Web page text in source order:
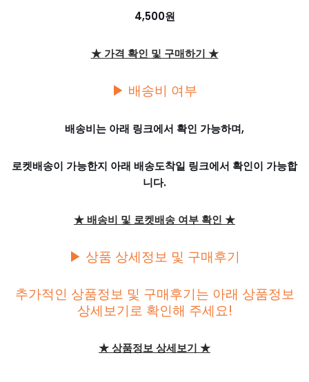
4,500원
★ 가격 확인 및 구매하기 ★
▶ 배송비 여부
배송비는 아래 링크에서 확인 가능하며,
로켓배송이 가능한지 아래 배송도착일 링크에서 확인이 가능합
니다.
★ 배송비 및 로켓배송 여부 확인 ★
▶ 상품 상세정보 및 구매후기
추가적인 상품정보 및 구매후기는 아래 상품정보
상세보기로 확인해 주세요!
★ 상품정보 상세보기 ★